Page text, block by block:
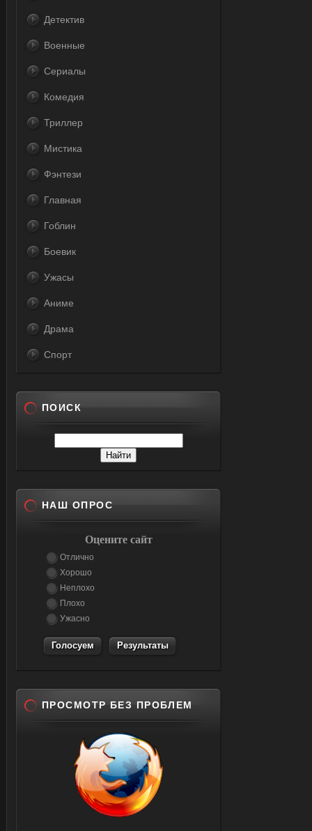
Детектив
Военные
Сериалы
Комедия
Триллер
Мистика
Фэнтези
Главная
Гоблин
Боевик
Ужасы
Аниме
Драма
Спорт
ПОИСК
НАШ ОПРОС
Оцените сайт
Отлично
Хорошо
Неплохо
Плохо
Ужасно
Результаты
ПРОСМОТР БЕЗ ПРОБЛЕМ